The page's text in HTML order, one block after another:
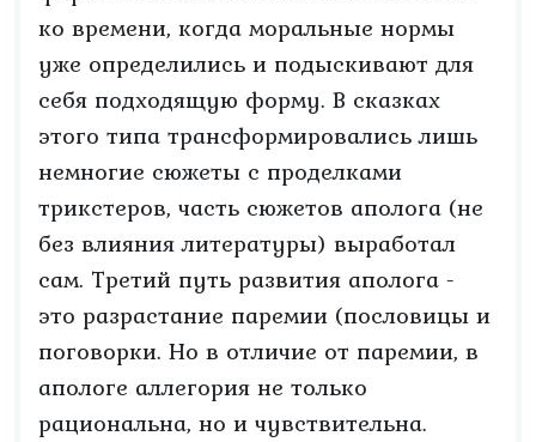
ко времени, когда моральные нормы
уже определились и подыскивают для
себя подходящую форму. В сказках
этого типа трансформировались лишь
немногие сюжеты с проделками
трикстеров, часть сюжетов аполога (не
без влияния литературы) выработал
сам. Третий путь развития аполога -
это разрастание паремии (пословицы и
поговорки. Но в отличие от паремии, в
апологе аллегория не только
рациональна, но и чувствительна.